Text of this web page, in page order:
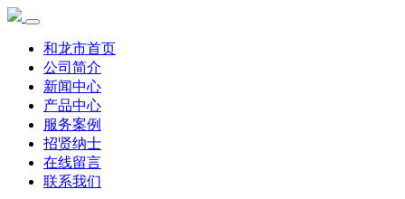
和龙市首页
公司简介
新闻中心
产品中心
服务案例
招贤纳士
在线留言
联系我们